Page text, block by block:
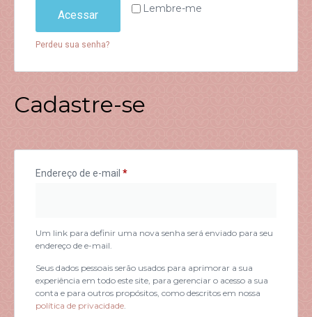
Lembre-me
Acessar
Perdeu sua senha?
Cadastre-se
Endereço de e-mail *
Um link para definir uma nova senha será enviado para seu
endereço de e-mail.
Seus dados pessoais serão usados para aprimorar a sua
experiência em todo este site, para gerenciar o acesso a sua
conta e para outros propósitos, como descritos em nossa
política de privacidade.